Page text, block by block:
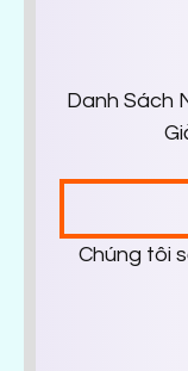
Danh Sách
Chúng tôi